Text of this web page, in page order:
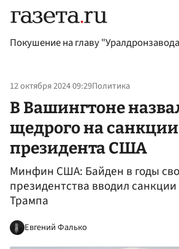
Покушение на главу
12 октября 2024 09:29Политика
В Вашингтоне
щедрого на санкции
президента США
Минфин США: Байден в годы
президентства вводил
Трампа
Евгений Фалько